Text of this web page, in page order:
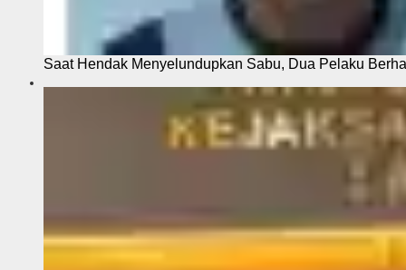
Saat Hendak Menyelundupkan Sabu, Dua Pelaku